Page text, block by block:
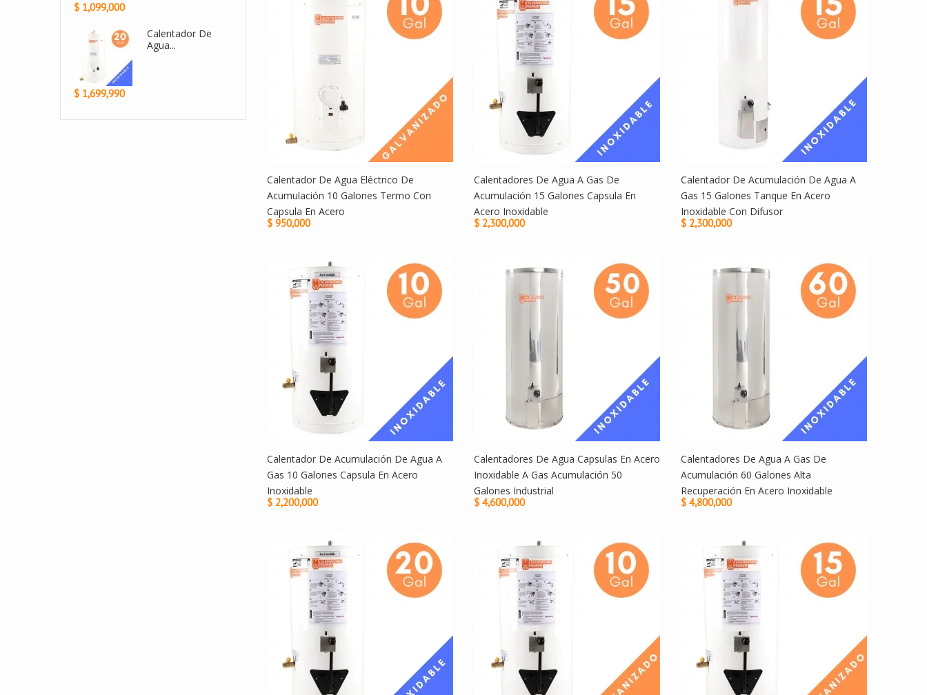
$ 1,299,999
Calentador De
Agua...
$ 1,499,990
$ 1,099,000
Calentador De
Calentador De Agua Eléctrico De
Acumulación 10 Galones Termo Con
Capsula En Acero
$ 950,000
Calentadores De Agua A Gas De
Acumulación 15 Galones Capsula En
Acero Inoxidable
$ 2,300,000
Calentador De Acumulación De Agua A
Gas 15 Galones Tanque En Acero
Inoxidable Con Difusor
$ 2,300,000
Calentador De Acumulación De Agua A
Gas 10 Galones Capsula En Acero
Inoxidable
$ 2,200,000
Calentadores De Agua Capsulas En Acero
Inoxidable A Gas Acumulación 50
Galones Industrial
$ 4,600,000
Calentadores De Agua A Gas De
Acumulación 60 Galones Alta
Recuperación En Acero Inoxidable
$ 4,800,000